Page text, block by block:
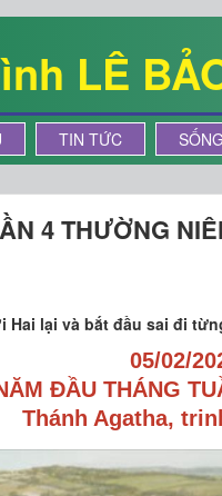
LÊ
TIN TỨC
4 THƯỜNG
Hai lại và bắt đầu sai đi
05/02/
ĐẦU THÁNG
Thánh Agatha,